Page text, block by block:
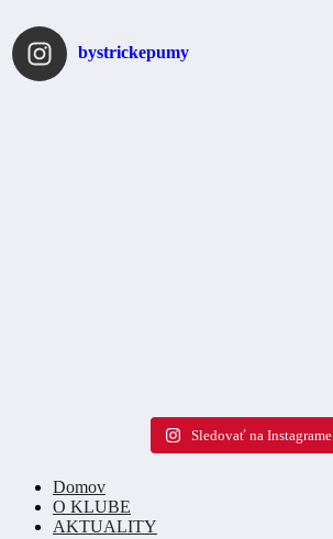
bystrickepumy
Sledovať na Instagrame
Domov
O KLUBE
AKTUALITY